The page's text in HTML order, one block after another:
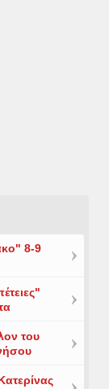
8-9
του